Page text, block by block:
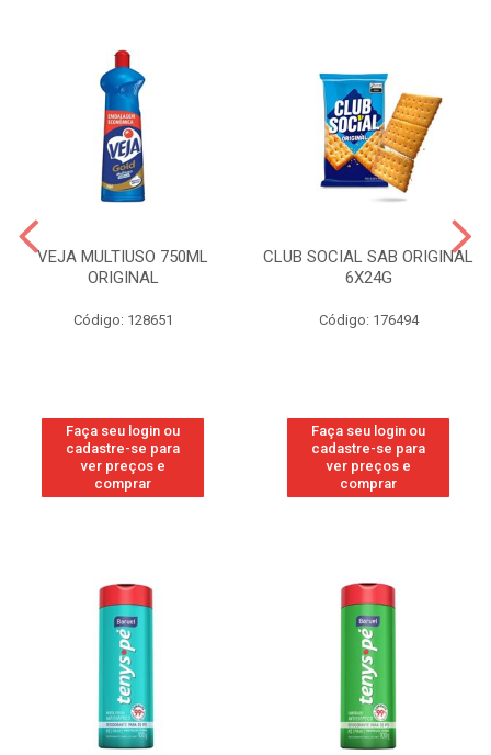
VEJA MULTIUSO 750ML
ORIGINAL
Código: 128651
Faça seu login ou
cadastre-se para
ver preços e
comprar
CLUB SOCIAL SAB ORIGINAL
6X24G
Código: 176494
Faça seu login ou
cadastre-se para
ver preços e
comprar